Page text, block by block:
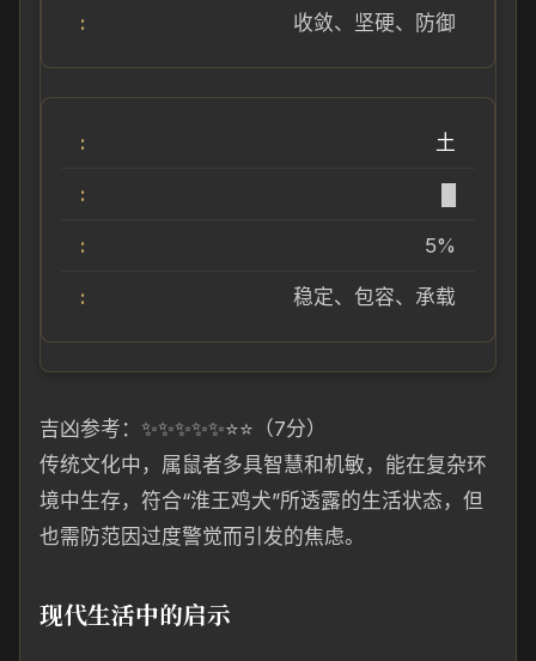
收敛、坚硬、防御
土
5%
稳定、包容、承载
吉凶参考：✨✨✨✨✨⭐⭐（7分）
传统文化中，属鼠者多具智慧和机敏，能在复杂环
境中生存，符合“淮王鸡犬”所透露的生活状态，但
也需防范因过度警觉而引发的焦虑。
现代生活中的启示